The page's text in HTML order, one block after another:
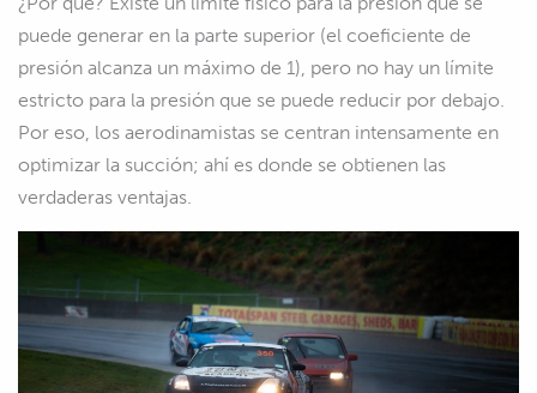
puede generar en la parte superior (el coeficiente de
presión alcanza un máximo de 1), pero no hay un límite
estricto para la presión que se puede reducir por debajo.
Por eso, los aerodinamistas se centran intensamente en
optimizar la succión; ahí es donde se obtienen las
verdaderas ventajas.